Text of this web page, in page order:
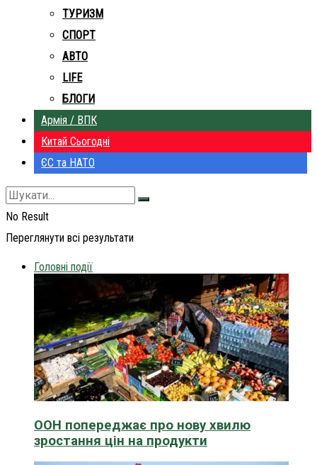
ТУРИЗМ
СПОРТ
АВТО
LIFE
БЛОГИ
Армія / ВПК
Китай Сьогодні
ЄС та НАТО
No Result
Переглянути всі результати
Головні події
ООН попереджає про нову хвилю
зростання цін на продукти